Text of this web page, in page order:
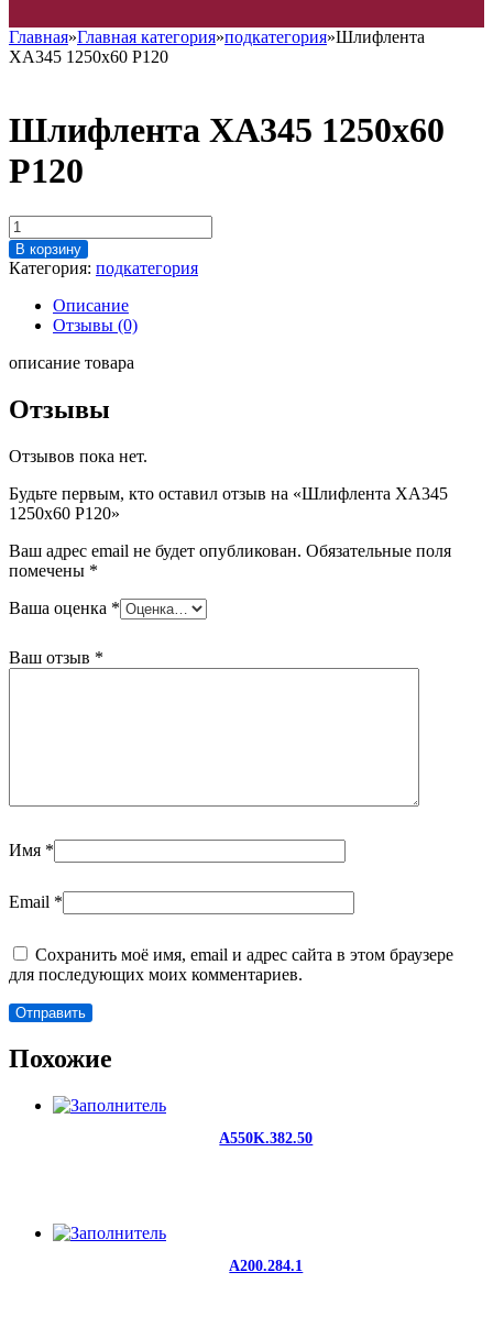
Главная»Главная категория»подкатегория»Шлифлента
ХА345 1250х60 Р120
Шлифлента ХА345 1250х60
Р120
Количество
товара
Шлифлента
1250х60
Р120
В корзину
Категория: подкатегория
Описание
Отзывы (0)
описание товара
Отзывы
Отзывов пока нет.
Будьте первым, кто оставил отзыв на «Шлифлента ХА345
1250х60 Р120»
Ваш адрес email не будет опубликован. Обязательные поля
помечены *
Ваша оценка *
Ваш отзыв *
Имя *
Email *
Сохранить моё имя, email и адрес сайта в этом браузере
для последующих моих комментариев.
Похожие
A550K.382.50
A200.284.1